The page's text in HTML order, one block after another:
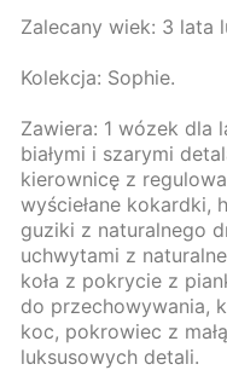
Zalecany wiek: 3 lata
Kolekcja: Sophie.
Zawiera: 1 wózek dla
białymi i szarymi
kierownicę z
wyściełane kokardki,
guziki z naturalnego
uchwytami z
koła z pokrycie z
do przechowywania,
koc, pokrowiec z
luksusowych detali.